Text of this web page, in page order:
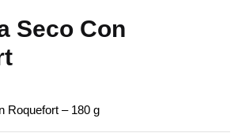
​​Seco Con
Roquefort – 180 g